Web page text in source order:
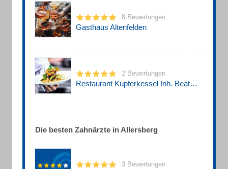
8 Bewertungen
Gasthaus Altenfelden
2 Bewertungen
Restaurant Kupferkessel Inh. Beate u. Markus Manthey
Die besten Zahnärzte in Allersberg
3 Bewertungen